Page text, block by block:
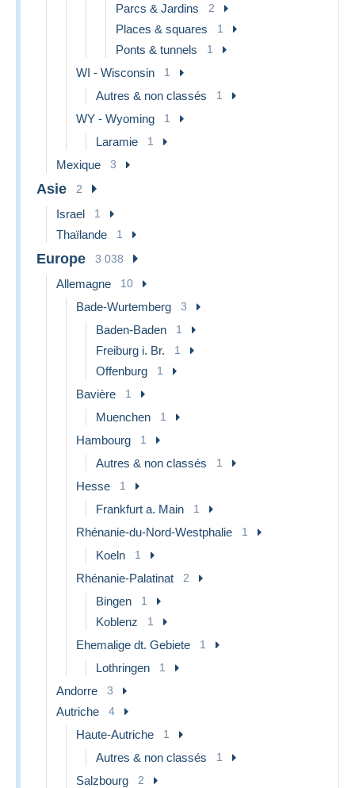
Parcs & Jardins 2
Places & squares 1
Ponts & tunnels 1
WI - Wisconsin 1
Autres & non classés 1
WY - Wyoming 1
Laramie 1
Mexique 3
Asie 2
Israel 1
Thaïlande 1
Europe 3 038
Allemagne 10
Bade-Wurtemberg 3
Baden-Baden 1
Freiburg i. Br. 1
Offenburg 1
Bavière 1
Muenchen 1
Hambourg 1
Autres & non classés 1
Hesse 1
Frankfurt a. Main 1
Rhénanie-du-Nord-Westphalie 1
Koeln 1
Rhénanie-Palatinat 2
Bingen 1
Koblenz 1
Ehemalige dt. Gebiete 1
Lothringen 1
Andorre 3
Autriche 4
Haute-Autriche 1
Autres & non classés 1
Salzbourg 2